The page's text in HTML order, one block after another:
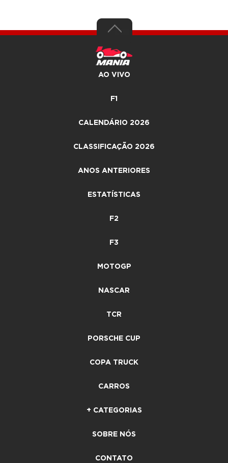
AO VIVO
F1
CALENDÁRIO 2026
CLASSIFICAÇÃO 2026
ANOS ANTERIORES
ESTATÍSTICAS
F2
F3
MOTOGP
NASCAR
TCR
PORSCHE CUP
COPA TRUCK
CARROS
+ CATEGORIAS
SOBRE NÓS
CONTATO